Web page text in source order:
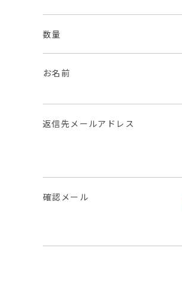
数量
お名前
返信先メールアドレス
確認メール